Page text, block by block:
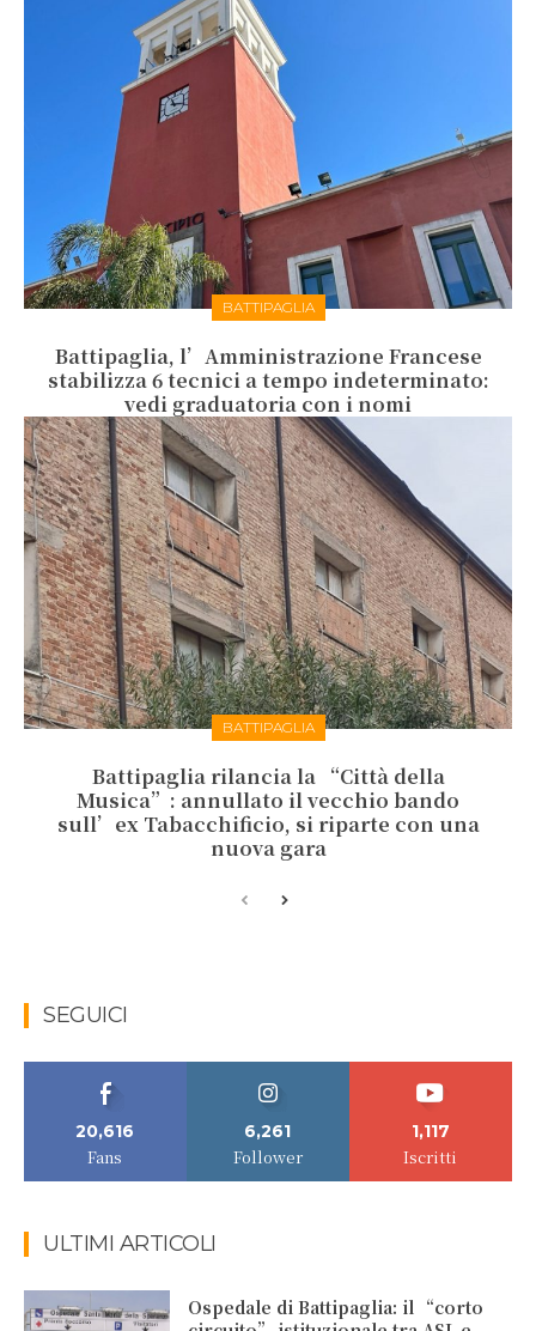
BATTIPAGLIA
Battipaglia, l’Amministrazione Francese
stabilizza 6 tecnici a tempo indeterminato:
vedi graduatoria con i nomi
BATTIPAGLIA
Battipaglia rilancia la “Città della
Musica”: annullato il vecchio bando
sull’ex Tabacchificio, si riparte con una
nuova gara
SEGUICI
20,616
Fans
6,261
Follower
1,117
Iscritti
ULTIMI ARTICOLI
Ospedale di Battipaglia: il “corto